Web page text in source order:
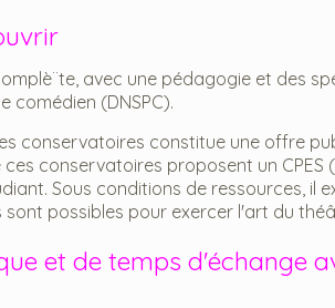
avec une pédagogie et des
comédien (DNSPC).
conservatoires constitue une offre
conservatoires proposent un CPES
Sous conditions de ressources, il
possibles pour exercer l'art du
et de temps d'échange